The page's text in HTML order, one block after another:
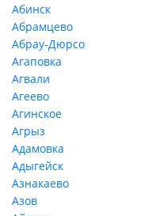
Абинск
Абрамцево
Абрау-Дюрсо
Агаповка
Агвали
Агеево
Агинское
Агрыз
Адамовка
Адыгейск
Азнакаево
Азов